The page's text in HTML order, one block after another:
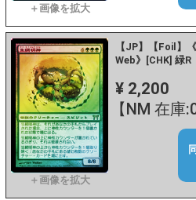
【JP】【Foil】
Web》[CHK] 緑R
¥ 2,200
【NM 在庫:0